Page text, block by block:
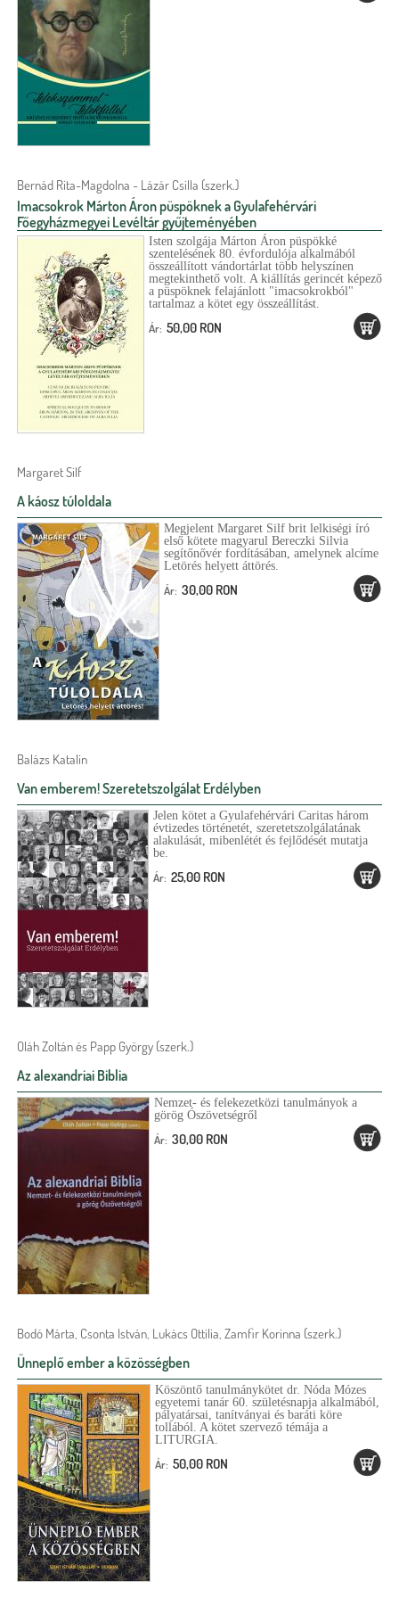
a
Bernád Rita-Magdolna - Lázár Csilla (szerk.)
Imacsokrok Márton Áron püspöknek a Gyulafehérvári
Főegyházmegyei Levéltár gyűjteményében
Isten szolgája Márton Áron püspökké
szentelésének 80. évfordulója alkalmából
összeállított vándortárlat több helyszínen
megtekinthető volt. A kiállítás gerincét képező
a püspöknek felajánlott "imacsokrokból"
tartalmaz a kötet egy összeállítást.
Ár: 50,00 RON
Margaret Silf
A káosz túloldala
Megjelent Margaret Silf brit lelkiségi író
első kötete magyarul Bereczki Silvia
segítőnővér fordításában, amelynek alcíme
Letörés helyett áttörés.
Ár: 30,00 RON
Balázs Katalin
Van emberem! Szeretetszolgálat Erdélyben
Jelen kötet a Gyulafehérvári Caritas három
évtizedes történetét, szeretetszolgálatának
alakulását, mibenlétét és fejlődését mutatja
be.
Ár: 25,00 RON
Oláh Zoltán és Papp György (szerk.)
Az alexandriai Biblia
Nemzet- és felekezetközi tanulmányok a
görög Ószövetségről
Ár: 30,00 RON
Bodó Márta, Csonta István, Lukács Ottilia, Zamfir Korinna (szerk.)
Ünneplő ember a közösségben
Köszöntő tanulmánykötet dr. Nóda Mózes
egyetemi tanár 60. születésnapja alkalmából,
pályatársai, tanítványai és baráti köre
tollából. A kötet szervező témája a
LITURGIA.
Ár: 50,00 RON